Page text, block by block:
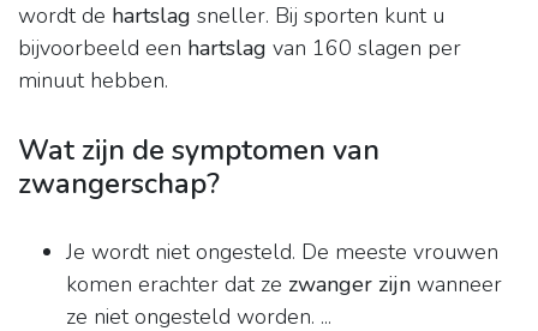
wordt de hartslag sneller. Bij sporten kunt u
bijvoorbeeld een hartslag van 160 slagen per
minuut hebben.
Wat zijn de symptomen van
zwangerschap?
Je wordt niet ongesteld. De meeste vrouwen
komen erachter dat ze zwanger zijn wanneer
ze niet ongesteld worden. ...